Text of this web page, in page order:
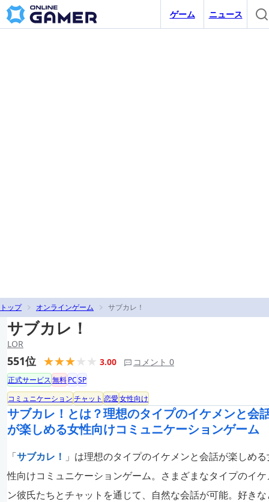
ゲーム ニュース
トップ オンラインゲーム サブカレ！
サブカレ！
LOR
551位 3.00 コメント 0
正式サービス無料PCSP
コミュニケーションチャット 恋愛女性向け
サブカレ！とは？理想のタイプのイケメンと会
が楽しめる女性向けコミュニケーションゲーム
「サブカレ！ 」は理想のタイプのイケメンと会話が楽しめ
性向けコミュニケーションゲーム。さまざまなタイプのイケ
ン彼氏たちとチャットを通じて、自然な会話が可能。好きな